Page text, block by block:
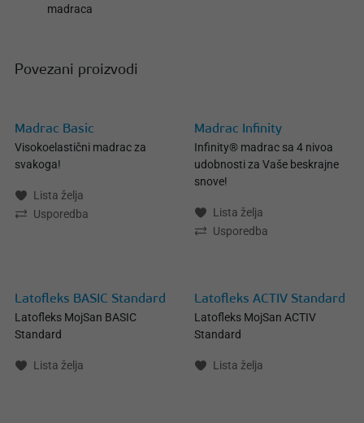
madraca
Povezani proizvodi
Madrac Basic
Visokoelastični madrac za
svakoga!
Lista želja
Usporedba
Madrac Infinity
Infinity® madrac sa 4 nivoa
udobnosti za Vaše beskrajne
snove!
Lista želja
Usporedba
Latofleks BASIC Standard
Latofleks MojSan BASIC
Standard
Lista želja
Latofleks ACTIV Standard
Latofleks MojSan ACTIV
Standard
Lista želja